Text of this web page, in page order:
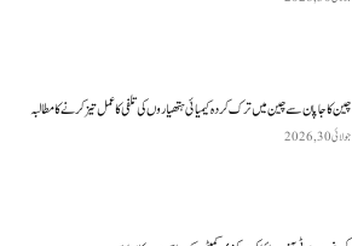
چین کا جاپان سے چین میں ترک کردہ کیمیائی ہتھیاروں کی تلفی کا عمل تیز کرنے کا مطالبہ
جولائی 30, 2026